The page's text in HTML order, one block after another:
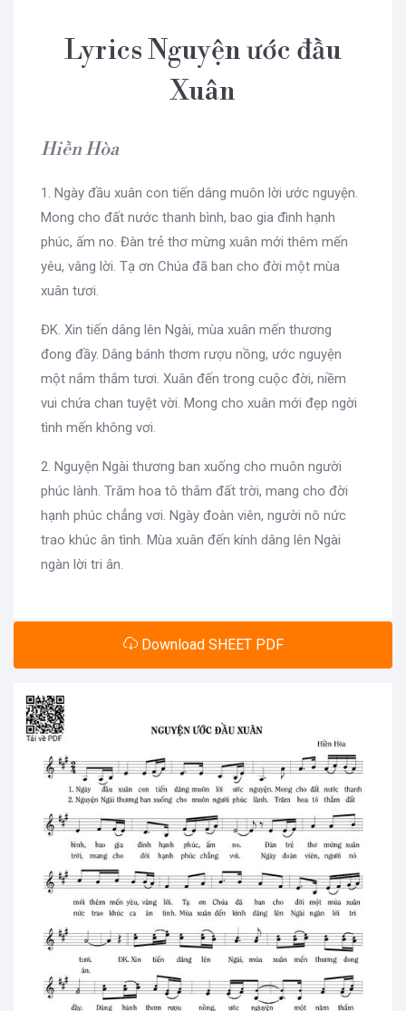
Lyrics Nguyện ước đầu
Xuân
Hiền Hòa
1. Ngày đầu xuân con tiến dâng muôn lời ước nguyện.
Mong cho đất nước thanh bình, bao gia đình hạnh
phúc, ấm no. Đàn trẻ thơ mừng xuân mới thêm mến
yêu, vâng lời. Tạ ơn Chúa đã ban cho đời một mùa
xuân tươi.
ĐK. Xin tiến dâng lên Ngài, mùa xuân mến thương
đong đầy. Dâng bánh thơm rượu nồng, ước nguyện
một nắm thắm tươi. Xuân đến trong cuộc đời, niềm
vui chứa chan tuyệt vời. Mong cho xuân mới đẹp ngời
tình mến không vơi.
2. Nguyện Ngài thương ban xuống cho muôn người
phúc lành. Trăm hoa tô thắm đất trời, mang cho đời
hạnh phúc chẳng vơi. Ngày đoàn viên, người nô nức
trao khúc ân tình. Mùa xuân đến kính dâng lên Ngài
ngàn lời tri ân.
Download SHEET PDF